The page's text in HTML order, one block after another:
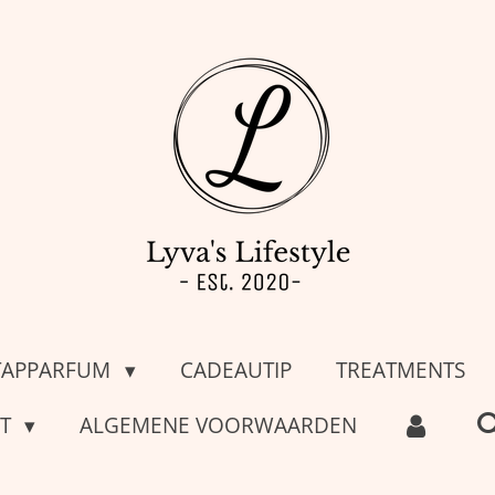
CADEAUTIP
TREATMENTS
ALGEMENE VOORWAARDEN